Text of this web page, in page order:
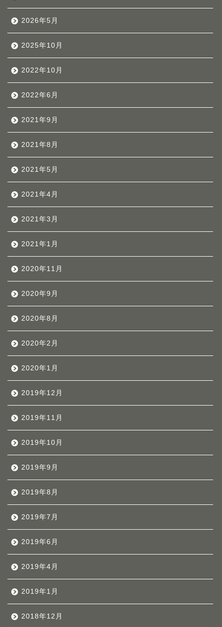
2026年5月
2025年10月
2022年10月
2022年6月
2021年9月
2021年8月
2021年5月
2021年4月
2021年3月
2021年1月
2020年11月
2020年9月
2020年8月
2020年2月
2020年1月
2019年12月
2019年11月
2019年10月
2019年9月
2019年8月
2019年7月
2019年6月
2019年4月
2019年1月
2018年12月